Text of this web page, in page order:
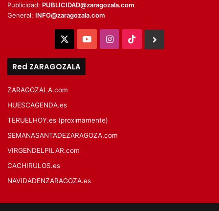
Publicidad: PUBLICIDAD@zaragozala.com
General: INFO@zaragozala.com
YouTubeInstagram
TikTok
Red ZARAGOZALA
ZARAGOZALA.com
HUESCAGENDA.es
TERUELHOY.es (proximamente)
SEMANASANTADEZARAGOZA.com
VIRGENDELPILAR.com
CACHIRULOS.es
NAVIDADENZARAGOZA.es